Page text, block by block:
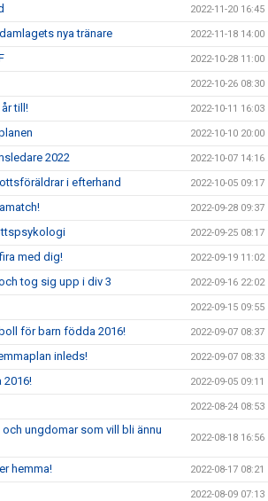
2022-11-20 16:45
nya tränare 2022-11-18 14:00
2022-10-28 11:00
2022-10-26 08:30
till! 2022-10-11 16:03
2022-10-10 20:00
2022 2022-10-07 14:16
i efterhand 2022-10-05 09:17
2022-09-28 09:37
2022-09-25 08:17
med dig! 2022-09-19 11:02
tog sig upp i div 3 2022-09-16 22:02
2022-09-15 09:55
för barn födda 2016! 2022-09-07 08:37
inleds! 2022-09-07 08:33
2022-09-05 09:11
2022-08-24 08:53
ungdomar som vill bli ännu
2022-08-18 16:56
hemma! 2022-08-17 08:21
2022-08-09 07:13